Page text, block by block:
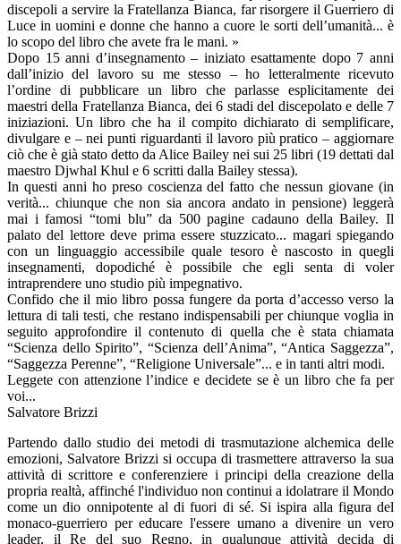
discepoli a servire la Fratellanza Bianca, far risorgere il Guerriero di
Luce in uomini e donne che hanno a cuore le sorti dell’umanità... è
lo scopo del libro che avete fra le mani. »
Dopo 15 anni d’insegnamento – iniziato esattamente dopo 7 anni
dall’inizio del lavoro su me stesso – ho letteralmente ricevuto
l’ordine di pubblicare un libro che parlasse esplicitamente dei
maestri della Fratellanza Bianca, dei 6 stadi del discepolato e delle 7
iniziazioni. Un libro che ha il compito dichiarato di semplificare,
divulgare e – nei punti riguardanti il lavoro più pratico – aggiornare
ciò che è già stato detto da Alice Bailey nei sui 25 libri (19 dettati dal
maestro Djwhal Khul e 6 scritti dalla Bailey stessa).
In questi anni ho preso coscienza del fatto che nessun giovane (in
verità... chiunque che non sia ancora andato in pensione) leggerà
mai i famosi “tomi blu” da 500 pagine cadauno della Bailey. Il
palato del lettore deve prima essere stuzzicato... magari spiegando
con un linguaggio accessibile quale tesoro è nascosto in quegli
insegnamenti, dopodiché è possibile che egli senta di voler
intraprendere uno studio più impegnativo.
Confido che il mio libro possa fungere da porta d’accesso verso la
lettura di tali testi, che restano indispensabili per chiunque voglia in
seguito approfondire il contenuto di quella che è stata chiamata
“Scienza dello Spirito”, “Scienza dell’Anima”, “Antica Saggezza”,
“Saggezza Perenne”, “Religione Universale”... e in tanti altri modi.
Leggete con attenzione l’indice e decidete se è un libro che fa per
voi...
Salvatore Brizzi
Partendo dallo studio dei metodi di trasmutazione alchemica delle
emozioni, Salvatore Brizzi si occupa di trasmettere attraverso la sua
attività di scrittore e conferenziere i principi della creazione della
propria realtà, affinché l'individuo non continui a idolatrare il Mondo
come un dio onnipotente al di fuori di sé. Si ispira alla figura del
monaco-guerriero per educare l'essere umano a divenire un vero
leader, il Re del suo Regno, in qualunque attività decida di